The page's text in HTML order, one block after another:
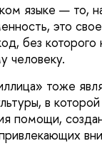
языке — то,
это
без
человеку.
тоже
в
помощи,